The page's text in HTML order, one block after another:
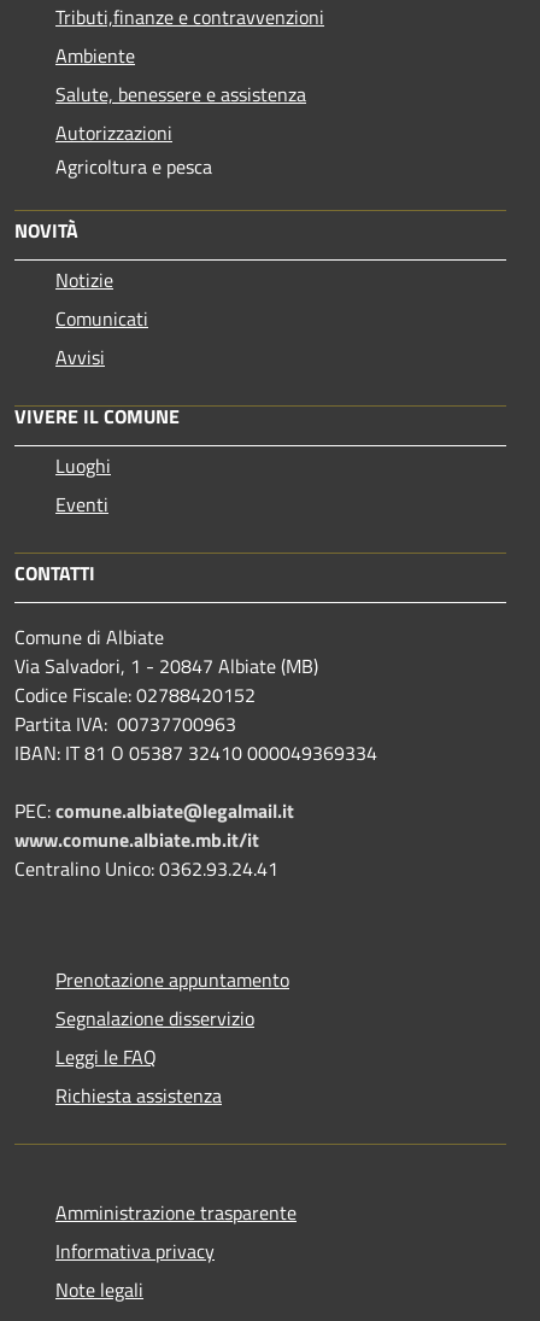
Tributi,finanze e contravvenzioni
Ambiente
Salute, benessere e assistenza
Autorizzazioni
Agricoltura e pesca
NOVITÀ
Notizie
Comunicati
Avvisi
VIVERE IL COMUNE
Luoghi
Eventi
CONTATTI
Comune di Albiate
Via Salvadori, 1 - 20847 Albiate (MB)
Codice Fiscale: 02788420152
Partita IVA: 00737700963
IBAN: IT 81 O 05387 32410 000049369334
PEC:comune.albiate@legalmail.it
www.comune.albiate.mb.it/it
Centralino Unico: 0362.93.24.41
Prenotazione appuntamento
Segnalazione disservizio
Leggi le FAQ
Richiesta assistenza
Amministrazione trasparente
Informativa privacy
Note legali